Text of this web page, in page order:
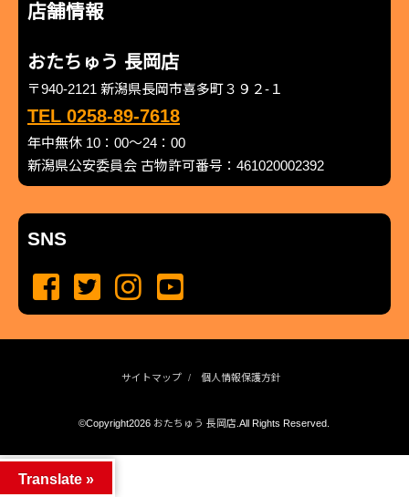
店舗情報
おたちゅう 長岡店
〒940-2121 新潟県長岡市喜多町３９２-１
TEL 0258-89-7618
年中無休 10：00～24：00
新潟県公安委員会 古物許可番号：461020002392
SNS
サイトマップ 個人情報保護方針
©Copyright2026 おたちゅう 長岡店.All Rights Reserved.
Translate »